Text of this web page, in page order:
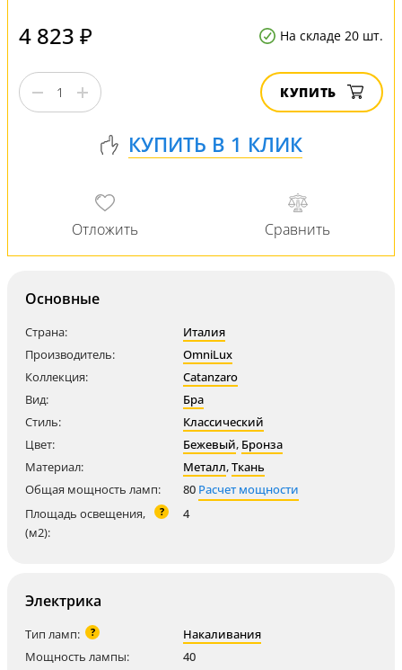
4 823 ₽ На складе 20 шт.
КУПИТЬ
Основные
Страна:
Италия
Производитель:
OmniLux
Коллекция:
Catanzaro
Вид:
Бра
Стиль:
Классический
Цвет:
Бежевый, Бронза
Материал:
Металл,Ткань
Общая мощность ламп:
80 Расчет мощности
Площадь освещения,
(м2):
? 4
Электрика
Тип ламп: ?
Накаливания
Мощность лампы:
40